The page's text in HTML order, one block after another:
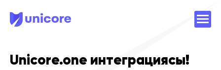
Unicore.one интеграциясы!